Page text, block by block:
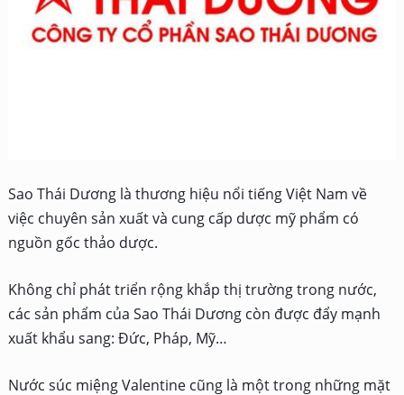
Sao Thái Dương là thương hiệu nổi tiếng Việt Nam về
việc chuyên sản xuất và cung cấp dược mỹ phẩm có
nguồn gốc thảo dược.
Không chỉ phát triển rộng khắp thị trường trong nước,
các sản phẩm của Sao Thái Dương còn được đẩy mạnh
xuất khẩu sang: Đức, Pháp, Mỹ…
Nước súc miệng Valentine cũng là một trong những mặt